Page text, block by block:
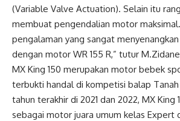
(Variable Valve Actuation). Selain itu
membuat pengendalian motor
pengalaman yang sangat
dengan motor WR 155 R,” tutur
MX King 150 merupakan motor bebek
terbukti handal di kompetisi balap Tanah
tahun terakhir di 2021 dan 2022, MX King
sebagai motor juara umum kelas Expert